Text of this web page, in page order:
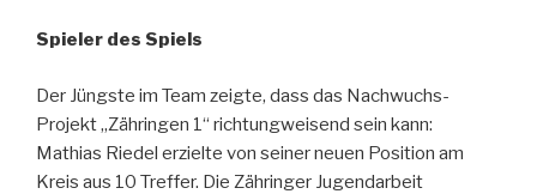
Spieler des Spiels
Der Jüngste im Team zeigte, dass das Nachwuchs-
Projekt „Zähringen 1“ richtungweisend sein kann:
Mathias Riedel erzielte von seiner neuen Position am
Kreis aus 10 Treffer. Die Zähringer Jugendarbeit